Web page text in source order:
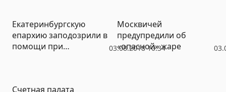
03.08.2018 10:34
Екатеринбургскую
епархию заподозрили в
помощи при
Москвичей
предупредили об
«опасной» жаре
Счетная палата